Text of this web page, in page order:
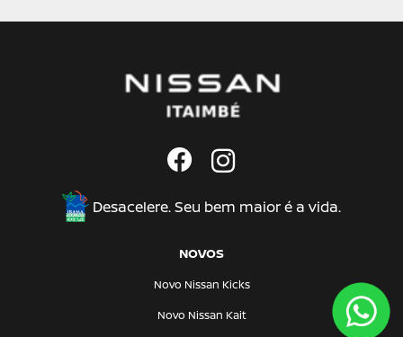
Desacelere. Seu bem maior é a vida.
NOVOS
Novo Nissan Kicks
Novo Nissan Kait